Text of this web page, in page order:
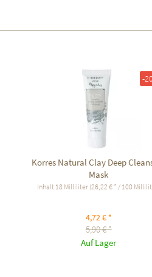
-
Korres Natural Clay Deep
Mask
Inhalt 18 Milliliter (26,22 € * / 100
4,72 € *
5,90 € *
Auf Lager